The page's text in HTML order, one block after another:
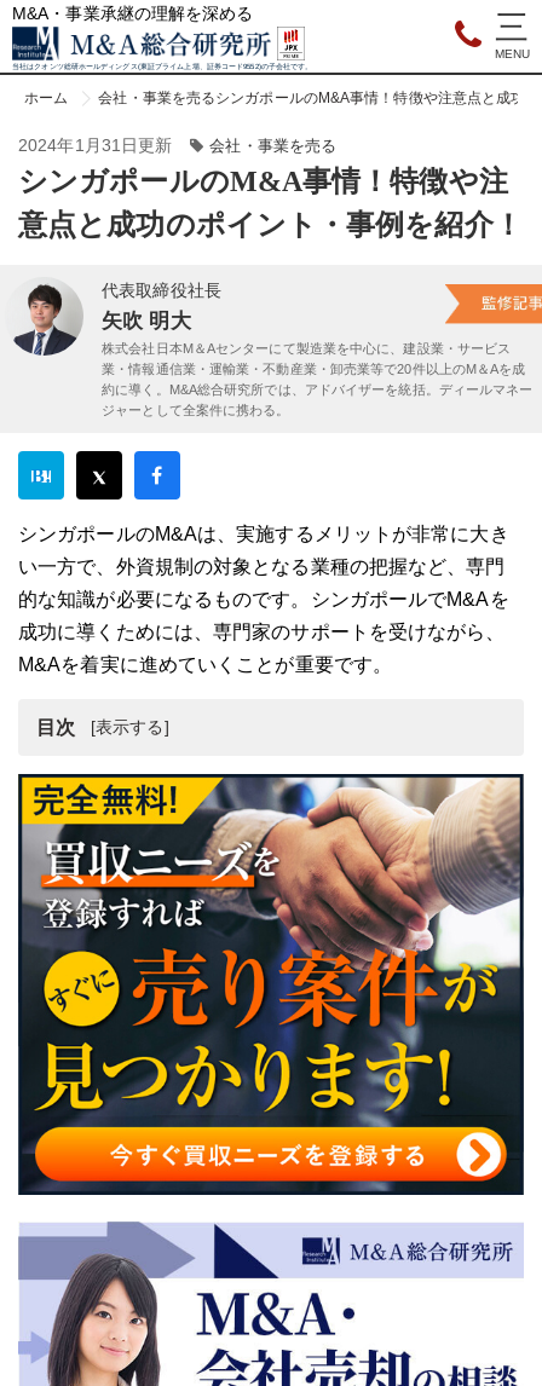
M&A・事業承継の理解を深める
当社はクオンツ総研ホールディングス(東証プライム上場、証券コード9552)の子会社です。
ホーム 会社・事業を売るシンガポールのM&A事情！特徴や注意点と成功
2024年1月31日更新 会社・事業を売る
シンガポールのM&A事情！特徴や注
意点と成功のポイント・事例を紹介！
代表取締役社長
矢吹 明大
株式会社日本M＆Aセンターにて製造業を中心に、建設業・サービス
業・情報通信業・運輸業・不動産業・卸売業等で20件以上のM＆Aを成
約に導く。M&A総合研究所では、アドバイザーを統括。ディールマネー
ジャーとして全案件に携わる。
シンガポールのM&Aは、実施するメリットが非常に大き
い一方で、外資規制の対象となる業種の把握など、専門
的な知識が必要になるものです。シンガポールでM&Aを
成功に導くためには、専門家のサポートを受けながら、
M&Aを着実に進めていくことが重要です。
目次
シンガポールのM&Aとは
シンガポールのM&A市場の規模
シンガポールのM&A件数・金額が伸び続ける理由
シンガポールでM&Aを実施するメリット
シンガポールでM&Aを成功させるためには
シンガポールにおけるM&Aの代表的な手法
シンガポールM&Aの注意点
シンガポールでのM&Aの事例
シンガポールでのM&Aは専門家のサポートを受けよう